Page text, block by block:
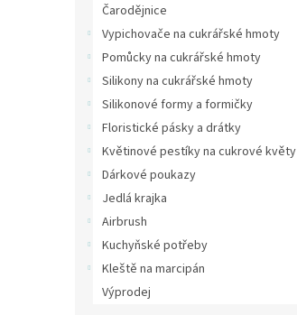
Čarodějnice
Vypichovače na cukrářské hmoty
Pomůcky na cukrářské hmoty
Silikony na cukrářské hmoty
Silikonové formy a formičky
Floristické pásky a drátky
Květinové pestíky na cukrové květy
Dárkové poukazy
Jedlá krajka
Airbrush
Kuchyňské potřeby
Kleště na marcipán
Výprodej